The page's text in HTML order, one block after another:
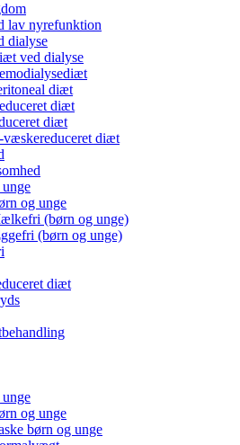
lav nyrefunktion
dialyse
ved dialyse
diæt
diæt
diæt
diæt
og unge
(børn og unge)
(børn og unge)
diæt
og unge
børn og unge